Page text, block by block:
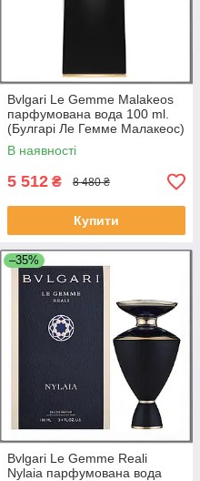
Bvlgari Le Gemme Malakeos
парфумована вода 100 ml.
(Булгарі Ле Гемме Малакеос)
В наявності
5 512 ₴ 8 480 ₴
Купити
–35%
Bvlgari Le Gemme Reali
Nylaia парфумована вода